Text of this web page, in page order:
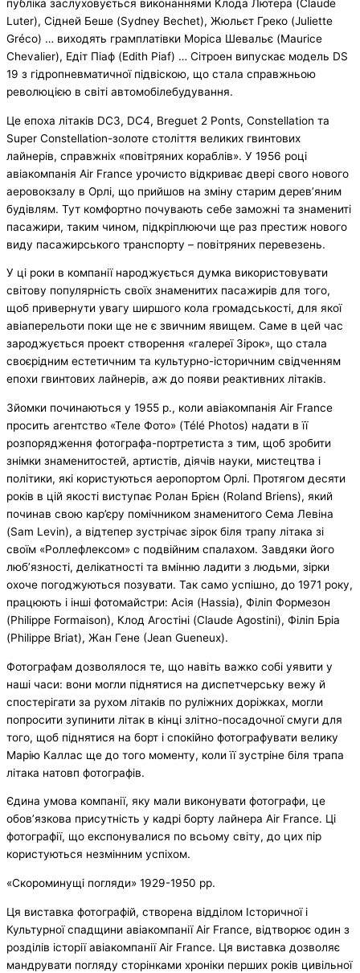
публіка заслуховується виконаннями Клода Лютера (Claude
Luter), Сідней Беше (Sydney Bechet), Жюльєт Греко (Juliette
Gréco) … виходять грамплатівки Моріса Шевальє (Maurice
Chevalier), Едіт Піаф (Edith Piaf) … Сітроен випускає модель DS
19 з гідропневматичної підвіскою, що стала справжньою
революцією в світі автомобілебудування.
Це епоха літаків DC3, DC4, Breguet 2 Ponts, Constellation та
Super Constellation-золоте століття великих гвинтових
лайнерів, справжніх «повітряних кораблів». У 1956 році
авіакомпанія Air France урочисто відкриває двері свого нового
аеровокзалу в Орлі, що прийшов на зміну старим дерев’яним
будівлям. Тут комфортно почувають себе заможні та знамениті
пасажири, таким чином, підкріплюючи ще раз престиж нового
виду пасажирського транспорту – повітряних перевезень.
У ці роки в компанії народжується думка використовувати
світову популярність своїх знаменитих пасажирів для того,
щоб привернути увагу ширшого кола громадськості, для якої
авіаперельоти поки ще не є звичним явищем. Саме в цей час
зароджується проект створення «галереї Зірок», що стала
своєрідним естетичним та культурно-історичним свідченням
епохи гвинтових лайнерів, аж до появи реактивних літаків.
Зйомки починаються у 1955 р., коли авіакомпанія Air France
просить агентство «Теле Фото» (Télé Photos) надати в її
розпорядження фотографа-портретиста з тим, щоб зробити
знімки знаменитостей, артистів, діячів науки, мистецтва і
політики, які користуються аеропортом Орлі. Протягом десяти
років в цій якості виступає Ролан Брієн (Roland Briens), який
починав свою кар’єру помічником знаменитого Сема Левіна
(Sam Levin), а відтепер зустрічає зірок біля трапу літака зі
своїм «Роллефлексом» c подвійним спалахом. Завдяки його
люб’язності, делікатності та вмінню ладити з людьми, зірки
охоче погоджуються позувати. Так само успішно, до 1971 року,
працюють і інші фотомайстри: Асія (Hassia), Філіп Формезон
(Philippe Formaison), Клод Агостіні (Claude Agostini), Філіп Бріа
(Philippe Briat), Жан Генe (Jean Gueneux).
Фотографам дозволялося те, що навіть важко собі уявити у
наші часи: вони могли піднятися на диспетчерську вежу й
спостерігати за рухом літаків по руліжних доріжках, могли
попросити зупинити літак в кінці злітно-посадочної смуги для
того, щоб піднятися на борт і спокійно фотографувати велику
Марію Каллас ще до того моменту, коли її зустріне біля трапа
літака натовп фотографів.
Єдина умова компанії, яку мали виконувати фотографи, це
обов’язкова присутність у кадрі борту лайнера Air France. Ці
фотографії, що експонувалися по всьому світу, до цих пір
користуються незмінним успіхом.
«Скороминущі погляди» 1929-1950 рр.
Ця виставка фотографій, створена відділом Історичної і
Культурної спадщини авіакомпанії Air France, відтворює один з
розділів історії авіакомпанії Air France. Ця виставка дозволяє
мандрувати погляду сторінками хроніки перших років цивільної